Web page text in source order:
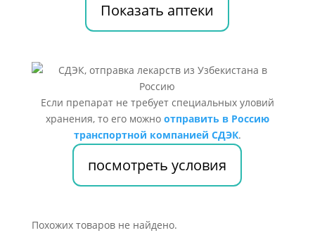
Показать аптеки
Если препарат не требует специальных уловий
хранения, то его можно отправить в Россию
транспортной компанией СДЭК.
посмотреть условия
Похожих товаров не найдено.